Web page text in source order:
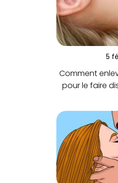
5
Comment
pour le faire